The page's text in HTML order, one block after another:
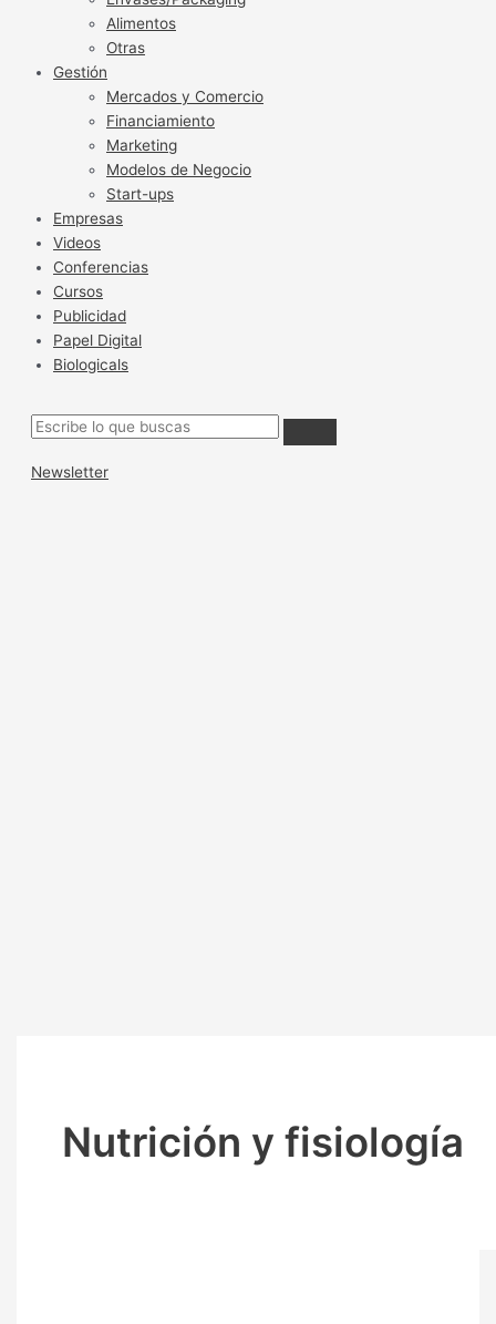
Alimentos
Otras
Gestión
Mercados y Comercio
Financiamiento
Marketing
Modelos de Negocio
Start-ups
Empresas
Videos
Conferencias
Cursos
Publicidad
Papel Digital
Biologicals
Newsletter
Nutrición y fisiología